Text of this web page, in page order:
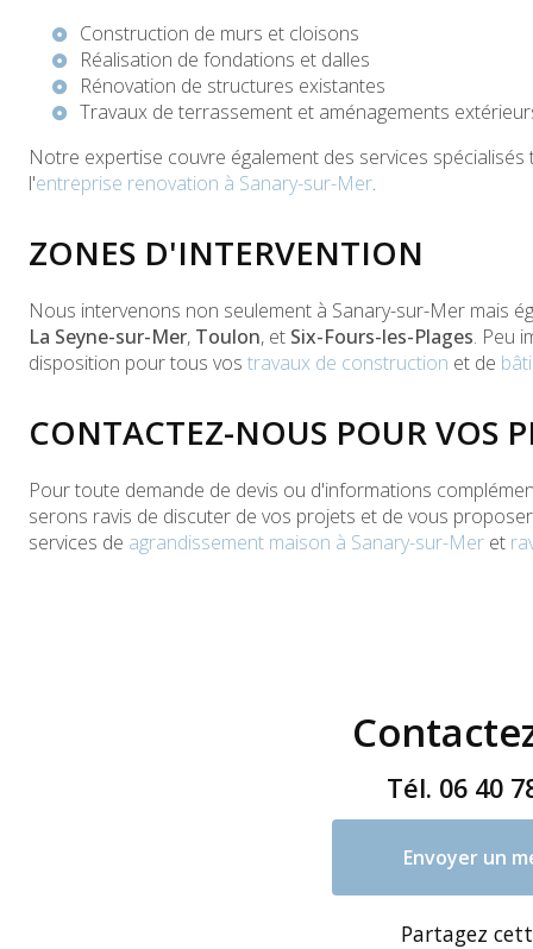
Construction de murs et cloisons
Réalisation de fondations et dalles
Rénovation de structures existantes
Travaux de terrassement et aménagements
Notre expertise couvre également des services spécialisés
l'entreprise renovation à Sanary-sur-Mer.
ZONES D'INTERVENTION
Nous intervenons non seulement à Sanary-sur-Mer mais
La Seyne-sur-Mer, Toulon, et Six-Fours-les-Plages. Peu
disposition pour tous vos travaux de construction et de
CONTACTEZ-NOUS POUR VOS
Pour toute demande de devis ou d'informations
serons ravis de discuter de vos projets et de vous
services de agrandissement maison à Sanary-sur-Mer et
Tél. 06 40
Envoyer un
Partagez